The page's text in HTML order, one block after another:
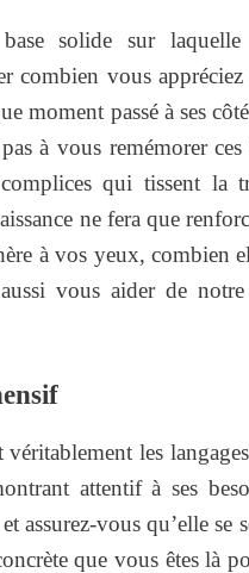
solide sur laquelle
combien vous appréciez
moment passé à ses
à vous remémorer ces
qui tissent la
ne fera que
à vos yeux, combien
vous aider de
les
attentif à ses
assurez-vous qu’elle se
que vous êtes là